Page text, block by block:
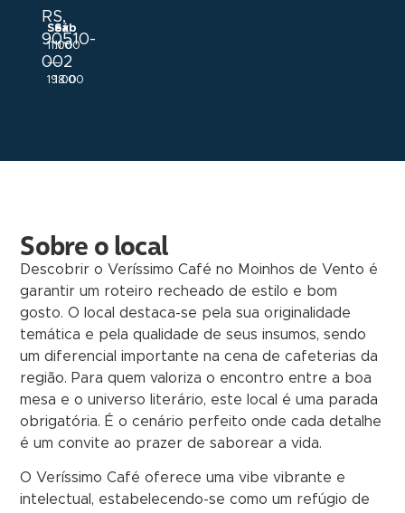
RS,
90510-
002
Sex
11:00
–
19:00
Sáb
11:00
–
18:00
Sobre o local
Descobrir o Veríssimo Café no Moinhos de Vento é
garantir um roteiro recheado de estilo e bom
gosto. O local destaca-se pela sua originalidade
temática e pela qualidade de seus insumos, sendo
um diferencial importante na cena de cafeterias da
região. Para quem valoriza o encontro entre a boa
mesa e o universo literário, este local é uma parada
obrigatória. É o cenário perfeito onde cada detalhe
é um convite ao prazer de saborear a vida.
O Veríssimo Café oferece uma vibe vibrante e
intelectual, estabelecendo-se como um refúgio de